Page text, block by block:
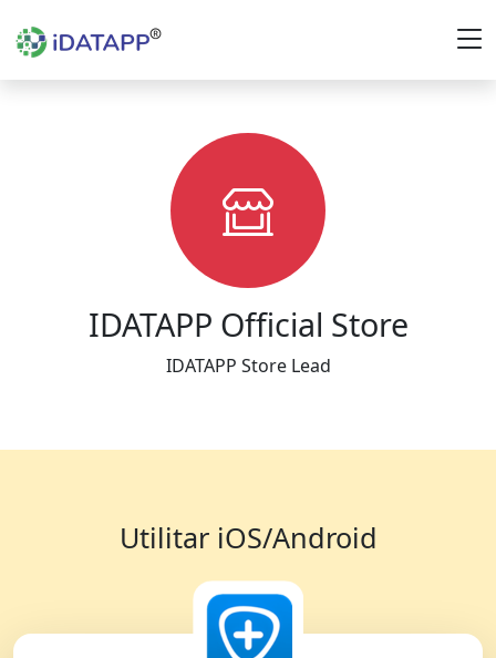
IDATAPP Official Store
IDATAPP Store Lead
Utilitar iOS/Android